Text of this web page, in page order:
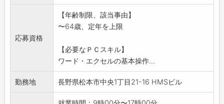
・従業員への作業指導 ・お客様の
お困りごと集約
・従業員欠勤時の作業補充対応 ・売上・経
・給与計算 ・業務情報
のシステム入力
業務の変更範囲:なし
応募資格
【年齢制限、該当事由】
〜64歳、定年を上限
【必要なＰＣスキル】
ワード・エクセルの基本操作...
勤務地 長野県松本市中央1丁目21-16 HMSビル